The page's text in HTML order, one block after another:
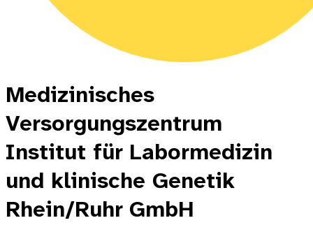
Medizinisches
Versorgungszentrum
Institut für Labormedizin
und klinische Genetik
Rhein/Ruhr GmbH